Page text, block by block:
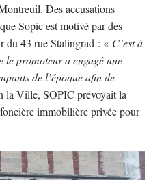
Des accusations
Sopic est motivé par des
du 43 rue Stalingrad : « C’est à
le promoteur a engagé une
de l’époque afin de
la Ville, SOPIC prévoyait la
immobilière privée pour